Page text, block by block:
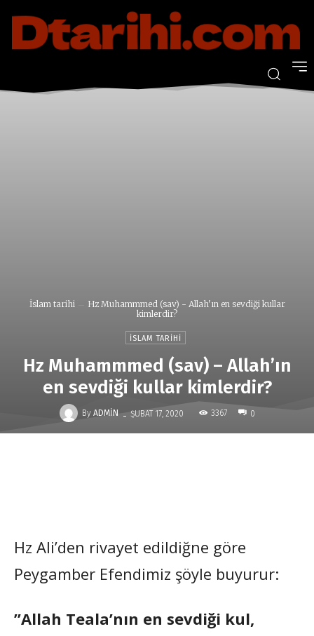
İslam tarihi
Hz Muhammmed (sav) - Allah'ın en sevdiği kullar
kimlerdir?
İSLAM TARIHI
Hz Muhammmed (sav) – Allah’ın
en sevdiği kullar kimlerdir?
By ADMIN - ŞUBAT 17, 2020 3367 0
Hz Ali’den rivayet edildiğne göre
Peygamber Efendimiz şöyle buyurur:
”Allah Teala’nın en sevdiği kul,